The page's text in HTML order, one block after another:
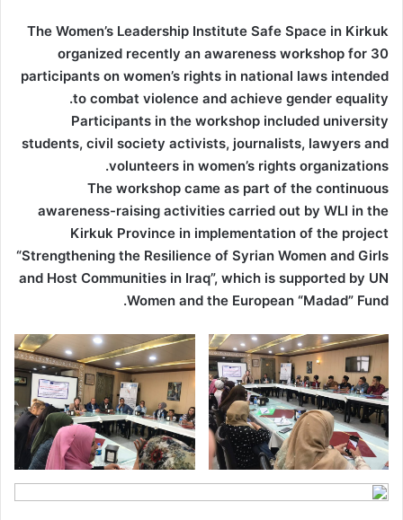
The Women’s Leadership Institute Safe Space in Kirkuk
organized recently an awareness workshop for 30
participants on women’s rights in national laws intended
to combat violence and achieve gender equality.
Participants in the workshop included university
students, civil society activists, journalists, lawyers and
volunteers in women’s rights organizations.
The workshop came as part of the continuous
awareness-raising activities carried out by WLI in the
Kirkuk Province in implementation of the project
“Strengthening the Resilience of Syrian Women and Girls
and Host Communities in Iraq”, which is supported by UN
Women and the European “Madad” Fund.